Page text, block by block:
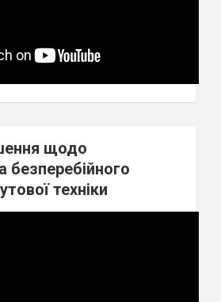
щодо
безперебійного
техніки